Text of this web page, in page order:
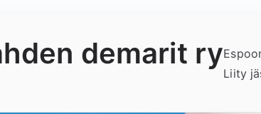
demarit ry
Liity